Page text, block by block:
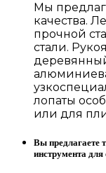
Мы
качества.
прочной
стали.
лопаты
или для
Вы предлагаете
инструмента